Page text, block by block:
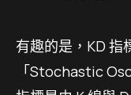
有趣的是，KD 指
「Stochastic